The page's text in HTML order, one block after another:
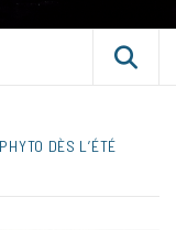
DÈS L’ÉTÉ